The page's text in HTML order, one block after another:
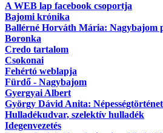
A WEB lap facebook csoportja
Bajomi krónika
Ballérné Horváth Mária: Nagybajom
Boronka
Credo tartalom
Csokonai
Fehértó weblapja
Fürdő - Nagybajom
Gyergyai Albert
György Dávid Anita:
Hulladékudvar, szelektív hulladék
Idegenvezetés